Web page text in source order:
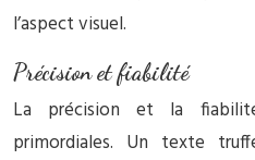
l’aspect visuel.
Précision et fiabilité
La précision et la
primordiales. Un texte